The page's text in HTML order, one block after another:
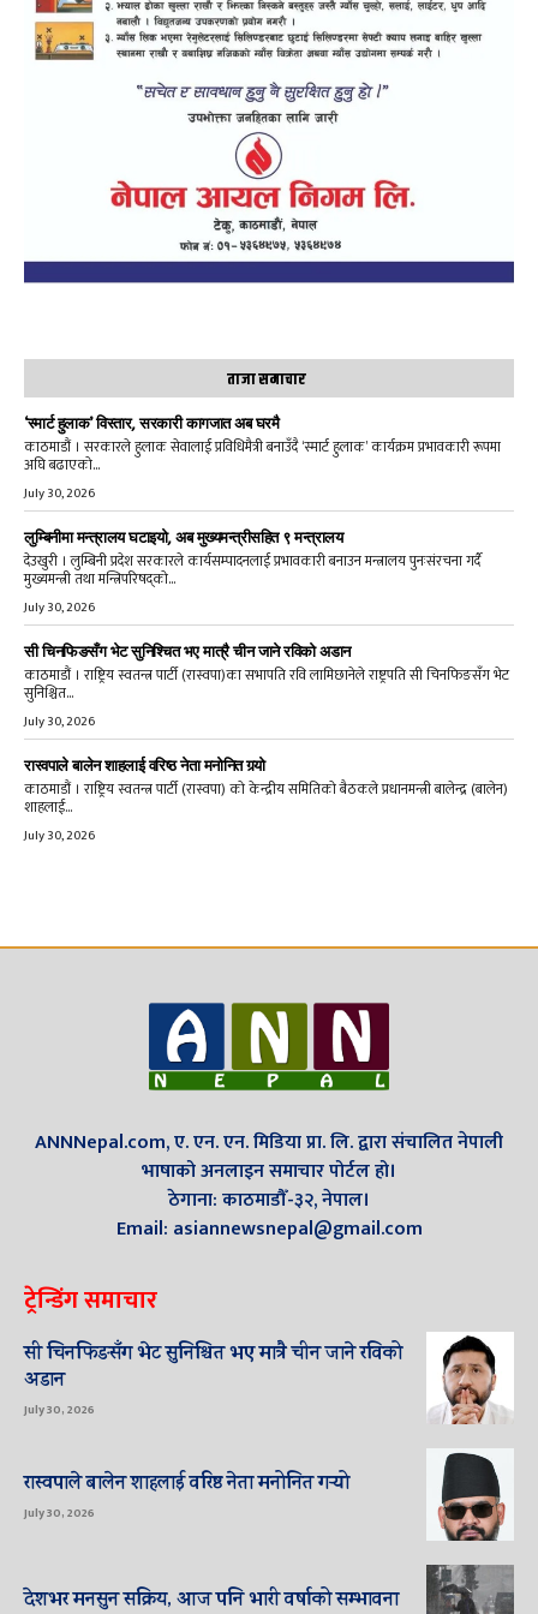
ताजा समाचार
‘स्मार्ट हुलाक’ विस्तार, सरकारी कागजात अब घरमै
काठमाडौं । सरकारले हुलाक सेवालाई प्रविधिमैत्री बनाउँदै ‘स्मार्ट हुलाक’ कार्यक्रम प्रभावकारी रूपमा
अघि बढाएको...
July 30, 2026
लुम्बिनीमा मन्त्रालय घटाइयो, अब मुख्यमन्त्रीसहित ९ मन्त्रालय
देउखुरी । लुम्बिनी प्रदेश सरकारले कार्यसम्पादनलाई प्रभावकारी बनाउन मन्त्रालय पुनःसंरचना गर्दै
मुख्यमन्त्री तथा मन्त्रिपरिषद्को...
July 30, 2026
सी चिनफिङसँग भेट सुनिश्चित भए मात्रै चीन जाने रविको अडान
काठमाडौं । राष्ट्रिय स्वतन्त्र पार्टी (रास्वपा)का सभापति रवि लामिछानेले राष्ट्रपति सी चिनफिङसँग भेट
सुनिश्चित...
July 30, 2026
रास्वपाले बालेन शाहलाई वरिष्ठ नेता मनोनित गर्‍यो
काठमाडौं । राष्ट्रिय स्वतन्त्र पार्टी (रास्वपा) को केन्द्रीय समितिको बैठकले प्रधानमन्त्री बालेन्द्र (बालेन)
शाहलाई...
July 30, 2026
ANNNepal.com, ए. एन. एन. मिडिया प्रा. लि. द्वारा संचालित नेपाली
भाषाको अनलाइन समाचार पोर्टल हो।
ठेगाना: काठमाडौँ-३२, नेपाल।
Email: asiannewsnepal@gmail.com
ट्रेन्डिंग समाचार
सी चिनफिङसँग भेट सुनिश्चित भए मात्रै चीन जाने रविको
अडान
July 30, 2026
रास्वपाले बालेन शाहलाई वरिष्ठ नेता मनोनित गर्‍यो
July 30, 2026
देशभर मनसुन सक्रिय, आज पनि भारी वर्षाको सम्भावना